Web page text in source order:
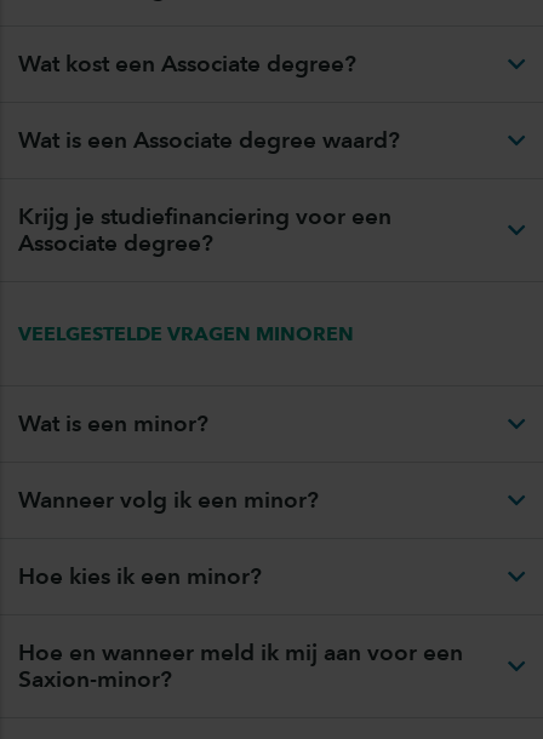
Wat kost een Associate degree?
Wat is een Associate degree waard?
Krijg je studiefinanciering voor een
Associate degree?
VEELGESTELDE VRAGEN MINOREN
Wat is een minor?
Wanneer volg ik een minor?
Hoe kies ik een minor?
Hoe en wanneer meld ik mij aan voor een
Saxion-minor?